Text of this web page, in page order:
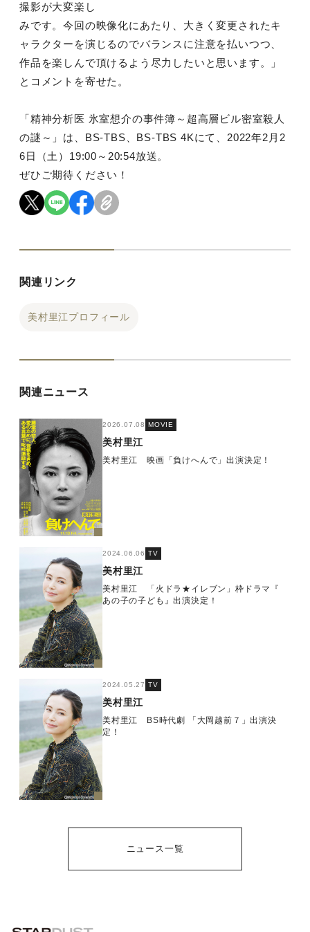
撮影が大変楽し
みです。今回の映像化にあたり、大きく変更されたキ
ャラクターを演じるのでバランスに注意を払いつつ、
作品を楽しんで頂けるよう尽力したいと思います。」
とコメントを寄せた。
「精神分析医 氷室想介の事件簿～超高層ビル密室殺人
の謎～」は、BS-TBS、BS-TBS 4Kにて、2022年2月2
6日（土）19:00～20:54放送。
ぜひご期待ください！
関連リンク
美村里江プロフィール
関連ニュース
2026.07.08 MOVIE
美村里江
美村里江 映画「負けへんで」出演決定！
2024.06.06 TV
美村里江
美村里江 「火ドラ★イレブン」枠ドラマ『
あの子の子ども』出演決定！
2024.05.27 TV
美村里江
美村里江 BS時代劇 「大岡越前７」出演決
定！
ニュース一覧